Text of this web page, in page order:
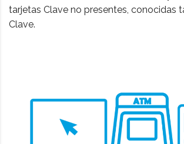
tarjetas Clave no presentes, conocidas
Clave.